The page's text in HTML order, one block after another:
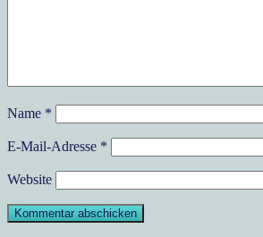
Name *
E-Mail-Adresse *
Website